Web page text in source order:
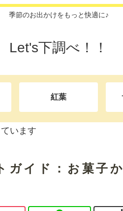
季節のお出かけをもっと快適に♪
Let's下調べ！！
紅葉
います
ガイド：お菓子